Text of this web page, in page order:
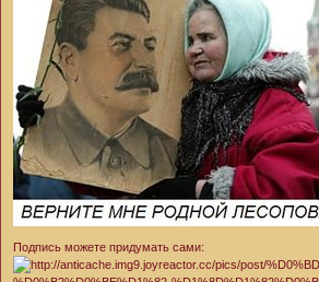
Подпись можете придумать сами: